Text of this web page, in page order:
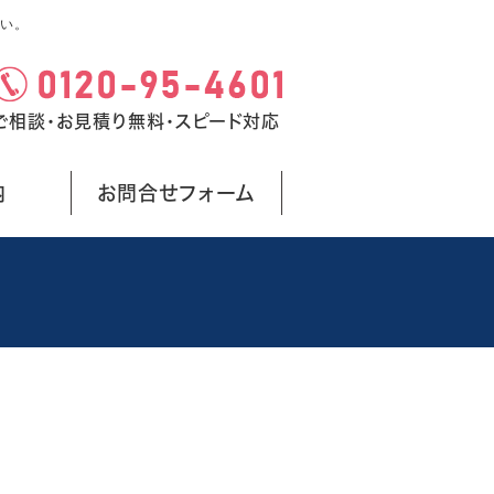
。
相談・お見積り無料・スピード対応
お問合せフォーム